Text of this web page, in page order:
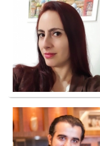
lazer e descontração.
belezas que a química
experimentos. Quem
disseminar esse
famosas conversas de
20h – “Mitos e Verdades
Lima
Uma variedade
disponível graças ao
recente explosão do
redes sociais, traz o